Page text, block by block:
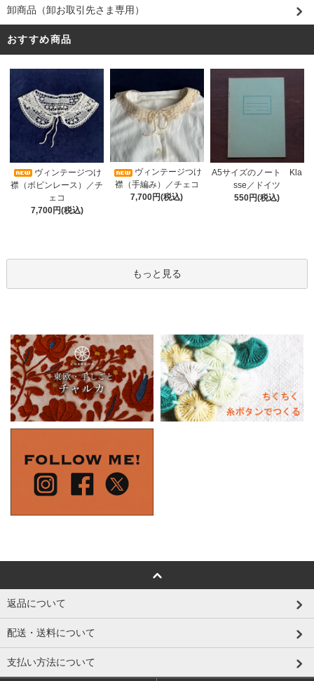
卸商品（卸お取引先さま専用）
おすすめ商品
ヴィンテージつけ
襟（ボビンレース）／チ
ェコ
7,700円(税込)
ヴィンテージつけ
襟（手編み）／チェコ
7,700円(税込)
A5サイズのノート Kla
sse／ドイツ
550円(税込)
もっと見る
返品について
配送・送料について
支払い方法について